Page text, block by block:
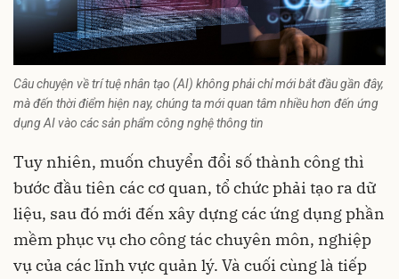
Câu chuyện về trí tuệ nhân tạo (AI) không phải chỉ mới bắt đầu gần đây,
mà đến thời điểm hiện nay, chúng ta mới quan tâm nhiều hơn đến ứng
dụng AI vào các sản phẩm công nghệ thông tin
Tuy nhiên, muốn chuyển đổi số thành công thì
bước đầu tiên các cơ quan, tổ chức phải tạo ra dữ
liệu, sau đó mới đến xây dựng các ứng dụng phần
mềm phục vụ cho công tác chuyên môn, nghiệp
vụ của các lĩnh vực quản lý. Và cuối cùng là tiếp